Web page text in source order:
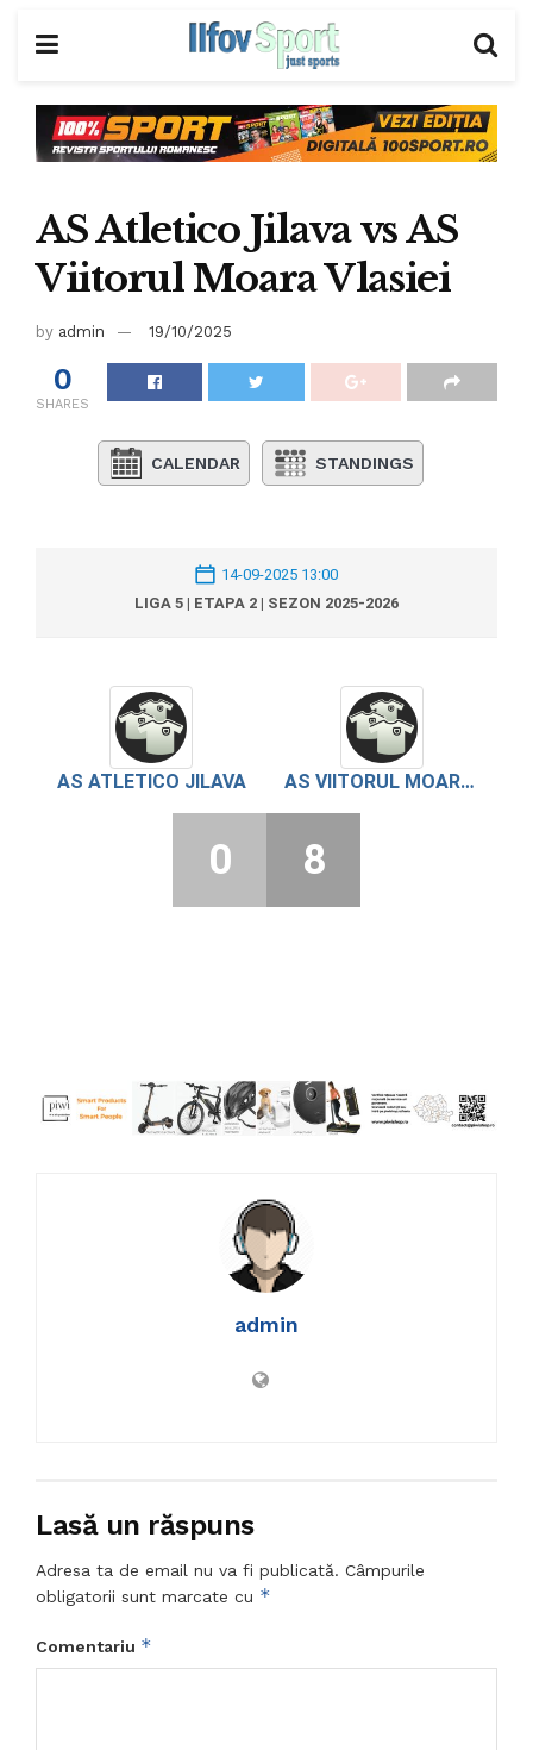
AS Atletico Jilava vs AS
Viitorul Moara Vlasiei
by admin 19/10/2025
0
SHARES
CALENDAR STANDINGS
14-09-2025 13:00
LIGA 5 | ETAPA 2 | SEZON 2025-2026
AS ATLETICO JILAVA AS VIITORUL MOARA VLASIEI
0 8
admin
Lasă un răspuns
Adresa ta de email nu va fi publicată. Câmpurile
obligatorii sunt marcate cu *
Comentariu *